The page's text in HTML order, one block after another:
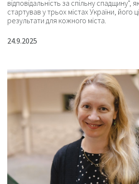
відповідальність за спільну спадщину",
стартував у трьох містах України, його
результати для кожного міста.
24.9.2025